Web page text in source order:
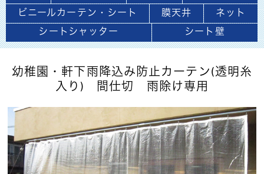
ビニールカーテン・シート 膜天井 ネット
シートシャッター シート壁
幼稚園・軒下雨降込み防止カーテン(透明糸
入り) 間仕切 雨除け専用